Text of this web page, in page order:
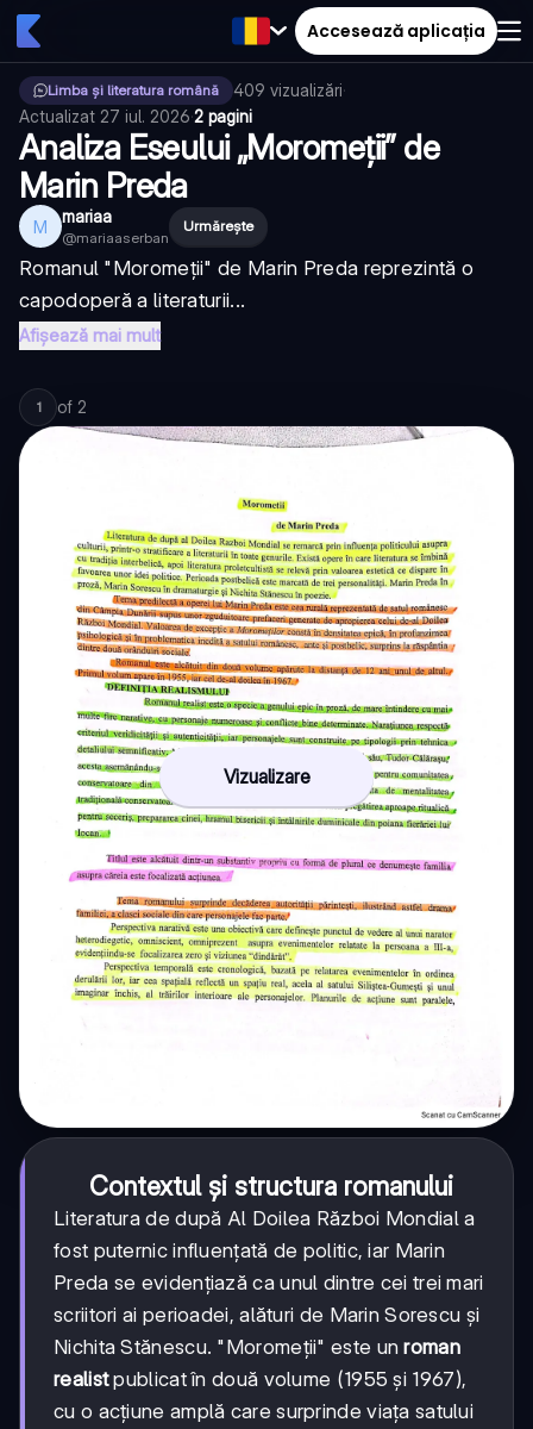
Accesează aplicația
Limba și literatura română 409 vizualizări·
Actualizat 27 iul. 2026·2 pagini
Analiza Eseului „Moromeții” de
Marin Preda
M mariaa
@mariaaserban
Urmărește
Romanul "Moromeții" de Marin Preda reprezintă o
capodoperă a literaturii...
Afișează mai mult
1 of 2
Vizualizare
Contextul și structura romanului
Literatura de după Al Doilea Război Mondial a
fost puternic influențată de politic, iar Marin
Preda se evidențiază ca unul dintre cei trei mari
scriitori ai perioadei, alături de Marin Sorescu și
Nichita Stănescu. "Moromeții" este unroman
realistpublicat în două volume (1955 și 1967),
cu o acțiune amplă care surprinde viața satului